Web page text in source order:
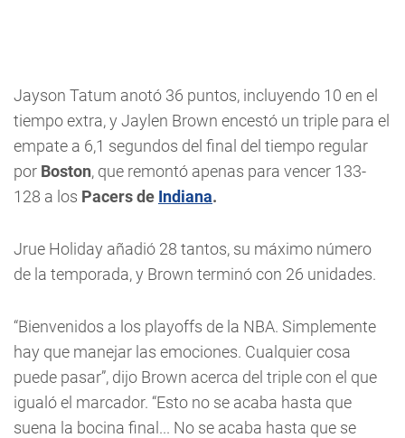
Jayson Tatum anotó 36 puntos, incluyendo 10 en el
tiempo extra, y Jaylen Brown encestó un triple para el
empate a 6,1 segundos del final del tiempo regular
por Boston, que remontó apenas para vencer 133-
128 a los Pacers de Indiana.
Jrue Holiday añadió 28 tantos, su máximo número
de la temporada, y Brown terminó con 26 unidades.
“Bienvenidos a los playoffs de la NBA. Simplemente
hay que manejar las emociones. Cualquier cosa
puede pasar”, dijo Brown acerca del triple con el que
igualó el marcador. “Esto no se acaba hasta que
suena la bocina final... No se acaba hasta que se